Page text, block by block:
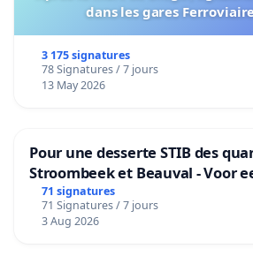
dans les gares
3 175 signatures
78 Signatures / 7 jours
13 May 2026
Pour une desserte STIB des
Stroombeek et Beauval - Voor
bediening van de wijken
Voor
71 signatures
71 Signatures / 7 jours
3 Aug 2026